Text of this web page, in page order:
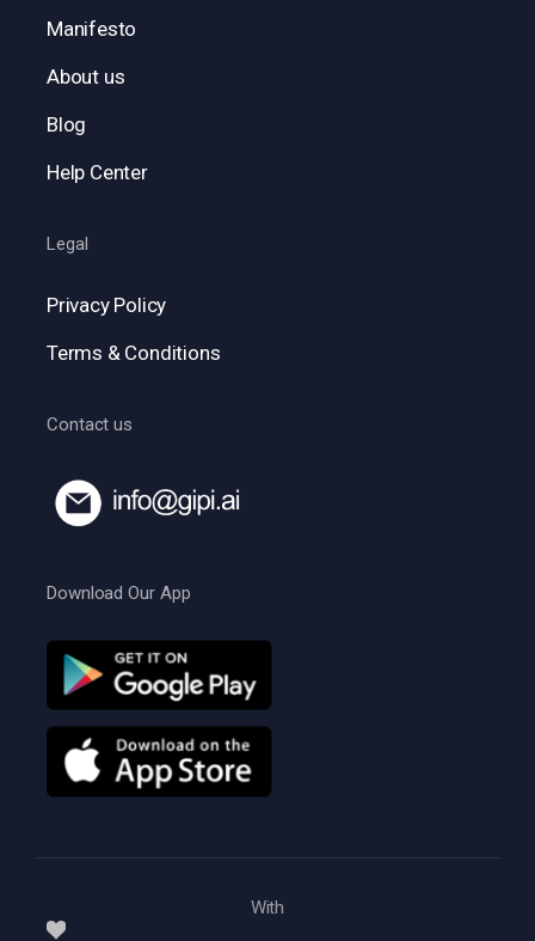
Manifesto
About us
Blog
Help Center
Legal
Privacy Policy
Terms & Conditions
Contact us
Download Our App
With